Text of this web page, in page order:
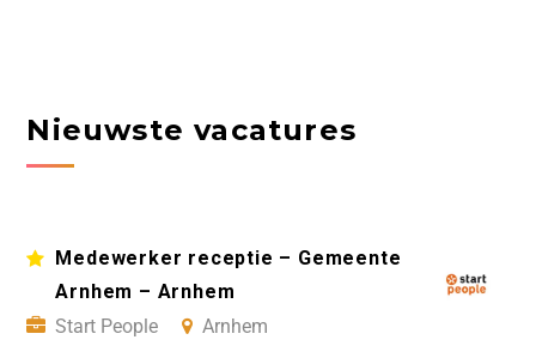
Nieuwste vacatures
Medewerker receptie – Gemeente
Arnhem – Arnhem
Start People
Arnhem